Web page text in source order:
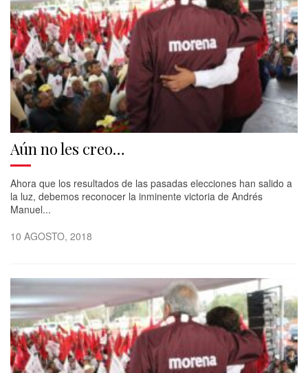
Aún no les creo…
Ahora que los resultados de las pasadas elecciones han salido a
la luz, debemos reconocer la inminente victoria de Andrés
Manuel...
10 AGOSTO, 2018